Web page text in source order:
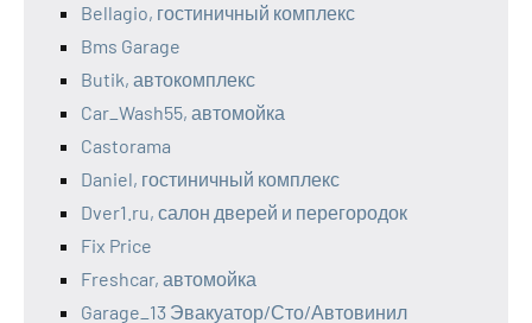
Bellagio, гостиничный комплекс
Bms Garage
Butik, автокомплекс
Car_Wash55, автомойка
Castorama
Daniel, гостиничный комплекс
Dver1.ru, салон дверей и перегородок
Fix Price
Freshcar, автомойка
Garage_13 Эвакуатор/Сто/Автовинил